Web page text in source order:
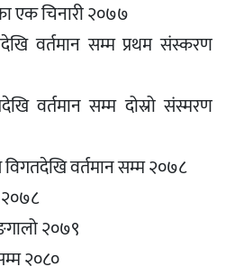
एक चिनारी २०७७
वर्तमान सम्म प्रथम संस्करण
वर्तमान सम्म दोस्रो संस्मरण
वर्तमान सम्म २०७८
२०७८
२०७९
२०८०